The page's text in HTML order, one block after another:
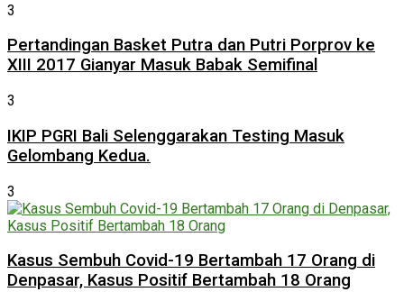
3
Pertandingan Basket Putra dan Putri Porprov ke
XIII 2017 Gianyar Masuk Babak Semifinal
3
IKIP PGRI Bali Selenggarakan Testing Masuk
Gelombang Kedua.
3
Kasus Sembuh Covid-19 Bertambah 17 Orang di
Denpasar, Kasus Positif Bertambah 18 Orang